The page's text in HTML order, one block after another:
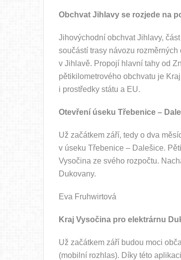
Obchvat Jihlavy se rozjede na
Jihovýchodní obchvat Jihlavy,
součástí trasy návozu
v Jihlavě. Propojí hlavní tahy od
pětikilometrového obchvatu je
i prostředky státu a EU.
Otevření úseku Třebenice –
Už začátkem září, tedy o dva
v úseku Třebenice – Dalešice.
Vysočina ze svého rozpočtu.
Dukovany.
Eva Fruhwirtová
Kraj Vysočina pro elektrárnu
Už začátkem září budou moci
(mobilní rozhlas). Díky této